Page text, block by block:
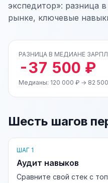
экспедитор»: разница
рынке, ключевые
РАЗНИЦА В МЕДИАНЕ
-37 500 ₽
Медианы: 120 000 ₽ → 82
Шесть шагов
ШАГ 1
Аудит навыков
Сравните свой стек с